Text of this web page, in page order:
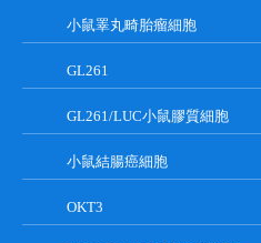
小鼠睪丸畸胎瘤細胞
GL261
GL261/LUC小鼠膠質細胞
小鼠結腸癌細胞
OKT3